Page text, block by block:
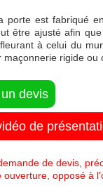
porte est fabriqué
être ajusté afin
à celui du
maçonnerie rigide ou
devis
de
de devis,
ouverture, opposé à